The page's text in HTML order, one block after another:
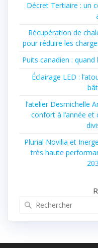
Décret Tertiaire : un
Récupération de
pour réduire les
Puits canadien :
Éclairage LED :
l’atelier Desmichelle
confort à l’année et
Plurial Novilia et
très haute